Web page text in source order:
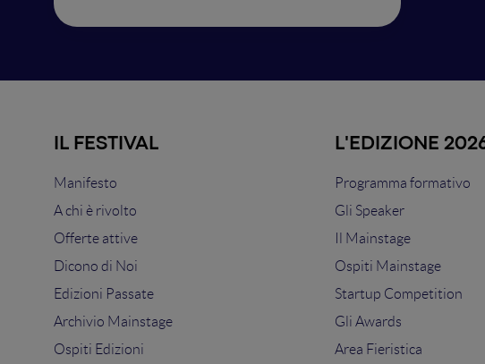
IL FESTIVAL
Manifesto
A chi è rivolto
Offerte attive
Dicono di Noi
Edizioni Passate
Archivio Mainstage
Ospiti Edizioni
L'EDIZIONE
Programma formativo
Gli Speaker
Il Mainstage
Ospiti Mainstage
Startup Competition
Gli Awards
Area Fieristica